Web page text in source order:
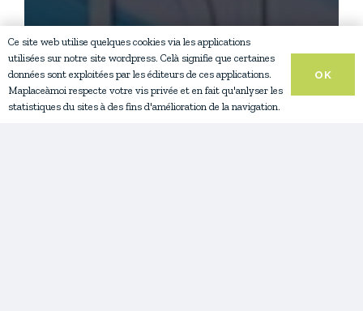
Ce site web utilise quelques cookies via les applications
utilisées sur notre site wordpress. Celà signifie que certaines
données sont exploitées par les éditeurs de ces applications.
Maplaceàmoi respecte votre vis privée et en fait qu'anlyser les
statistiques du sites à des fins d'amélioration de la navigation.
OK